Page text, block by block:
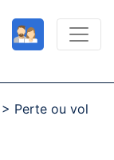
> Perte ou vol